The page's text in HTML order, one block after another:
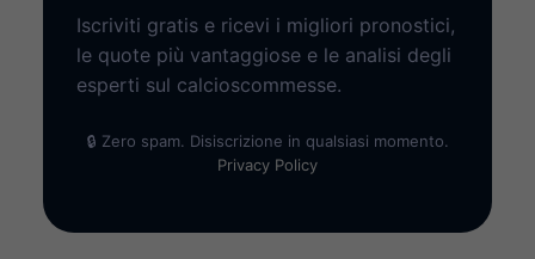
Iscriviti gratis e ricevi i migliori pronostici,
le quote più vantaggiose e le analisi degli
esperti sul calcioscommesse.
🔒 Zero spam. Disiscrizione in qualsiasi momento.
Privacy Policy